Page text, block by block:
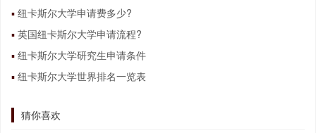
纽卡斯尔大学申请费多少?
英国纽卡斯尔大学申请流程?
纽卡斯尔大学研究生申请条件
纽卡斯尔大学世界排名一览表
猜你喜欢